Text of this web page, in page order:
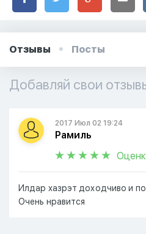
Отзывы Посты
Добавляй свои
2017 Июл 02 19:24
Рамиль
Илдар хазрэт доходчиво и
Очень нравится